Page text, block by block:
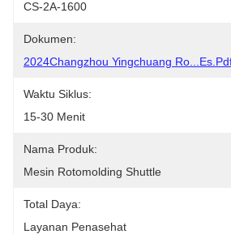
CS-2A-1600
Dokumen:
2024Changzhou Yingchuang
Waktu Siklus:
15-30 Menit
Nama Produk:
Mesin Rotomolding Shuttle
Total Daya:
Layanan Penasehat